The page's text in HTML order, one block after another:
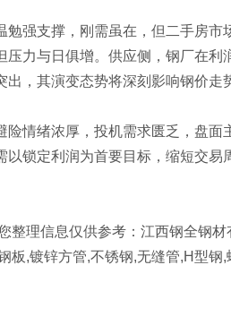
强支撑，刚需虽在，但二手房市
力与日俱增。供应侧，钢厂在利
，其演变态势将深刻影响钢价走
情绪浓厚，投机需求匮乏，盘面
锁定利润为首要目标，缩短交易
整理信息仅供参考：江西钢全钢材
板,镀锌方管,不锈钢,无缝管,H型钢